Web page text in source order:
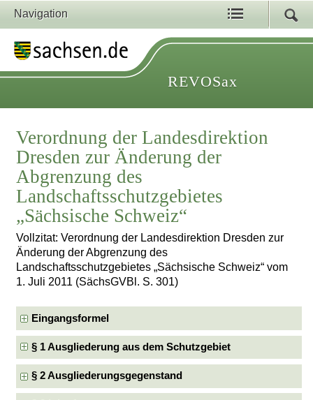
Navigation
REVOSax
Verordnung der Landesdirektion
Dresden zur Änderung der
Abgrenzung des
Landschaftsschutzgebietes
„Sächsische Schweiz“
Vollzitat: Verordnung der Landesdirektion Dresden zur
Änderung der Abgrenzung des
Landschaftsschutzgebietes „Sächsische Schweiz“ vom
1. Juli 2011 (SächsGVBl. S. 301)
Eingangsformel
§ 1 Ausgliederung aus dem Schutzgebiet
§ 2 Ausgliederungsgegenstand